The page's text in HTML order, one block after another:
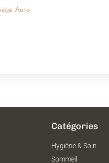
Auto
Catégories
Hygiène & Soin
Sommeil